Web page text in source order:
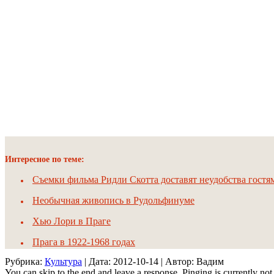
Интересное по теме:
Съемки фильма Ридли Скотта доставят неудобства
Необычная живопись в Рудольфинуме
Хью Лори в Праге
Прага в 1922-1968 годах
Рубрика: Культура | Дата: 2012-10-14 | Автор: Вадим